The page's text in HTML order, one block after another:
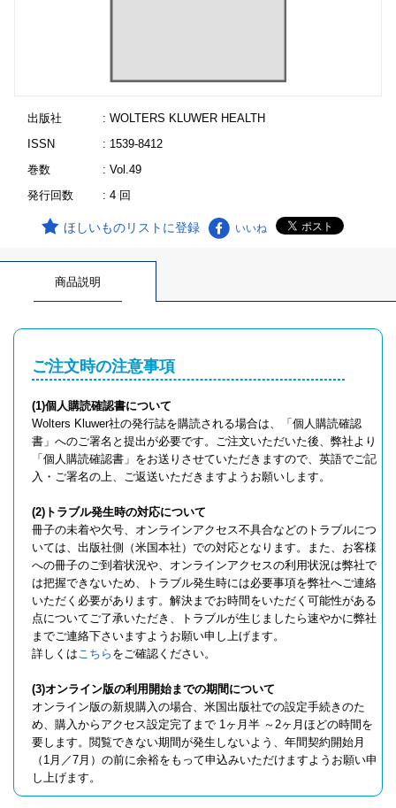
出版社
: WOLTERS KLUWER HEALTH
ISSN
: 1539-8412
巻数
: Vol.49
発行回数
: 4 回
ほしいものリストに登録 いいね
商品説明
ご注文時の注意事項
(1)個人購読確認書について
Wolters Kluwer社の発行誌を購読される場合は、「個人購読確認
書」へのご署名と提出が必要です。ご注文いただいた後、弊社より
「個人購読確認書」をお送りさせていただきますので、英語でご記
入・ご署名の上、ご返送いただきますようお願いします。
(2)トラブル発生時の対応について
冊子の未着や欠号、オンラインアクセス不具合などのトラブルにつ
いては、出版社側（米国本社）での対応となります。また、お客様
への冊子のご到着状況や、オンラインアクセスの利用状況は弊社で
は把握できないため、トラブル発生時には必要事項を弊社へご連絡
いただく必要があります。解決までお時間をいただく可能性がある
点についてご了承いただき、トラブルが生じましたら速やかに弊社
までご連絡下さいますようお願い申し上げます。
詳しくはこちら をご確認ください。
(3)オンライン版の利用開始までの期間について
オンライン版の新規購入の場合、米国出版社での設定手続きのた
め、購入からアクセス設定完了まで 1ヶ月半 ～2ヶ月ほどの時間を
要します。閲覧できない期間が発生しないよう、年間契約開始月
（1月／7月）の前に余裕をもって申込みいただけますようお願い申
し上げます。